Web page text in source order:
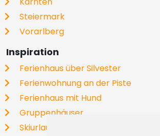
Steiermark
Vorarlberg
Inspiration
Ferienhaus über Silvester
Ferienwohnung an der Piste
Ferienhaus mit Hund
Gruppenhäuser
Skiurlaub